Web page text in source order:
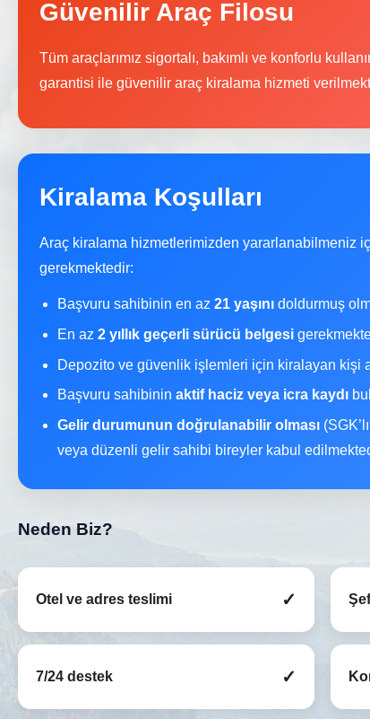
Güvenilir Araç Filosu
Tüm araçlarımız sigortalı, bakımlı ve konforlu
garantisi ile güvenilir araç kiralama hizmeti
Kiralama Koşulları
Araç kiralama hizmetlerimizden yararlanabilmeniz
gerekmektedir:
Başvuru sahibinin en az 21 yaşını doldurmuş
En az 2 yıllık geçerli sürücü belgesi
Depozito ve güvenlik işlemleri için kiralayan kişi
Başvuru sahibinin aktif haciz veya icra kaydı
Gelir durumunun doğrulanabilir olması
veya düzenli gelir sahibi bireyler kabul
Neden Biz?
Otel ve adres teslimi ✓
7/24 destek ✓